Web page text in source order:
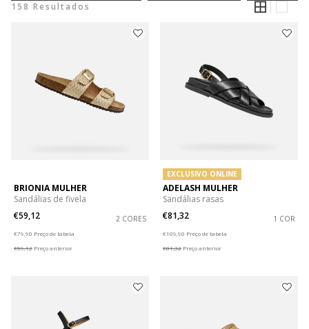
158 Resultados
BRIONIA MULHER
Sandálias de fivela
€59,12
2 CORES
€79,90 Preço de tabela
€59,12 Preço anterior
EXCLUSIVO ONLINE
ADELASH MULHER
Sandálias rasas
€81,32
1 COR
€109,90 Preço de tabela
€81,32 Preço anterior